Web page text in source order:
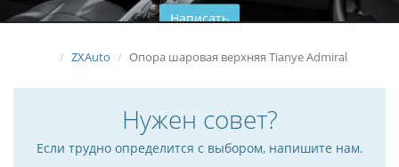
Написать
ZXAuto Опора шаровая верхняя Tianye Admiral
Нужен совет?
Если трудно определится с выбором, напишите нам.